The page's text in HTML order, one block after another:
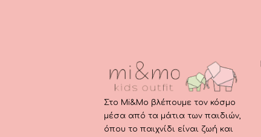
Στο Mi&Mo βλέπουμε τον κόσμο
μέσα από τα μάτια των παιδιών,
όπου το παιχνίδι είναι ζωή και